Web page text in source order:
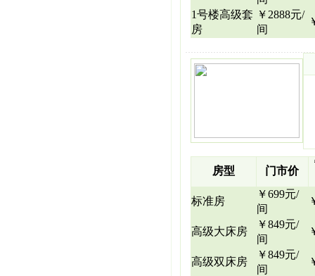
1号楼高级套
房
￥2888元/
间
房型 门市价
标准房
￥699元/
间
高级大床房
￥849元/
间
高级双床房
￥849元/
间